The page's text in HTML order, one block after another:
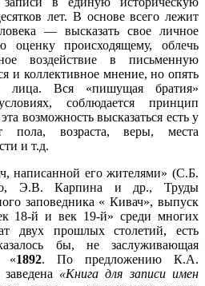
лет. В основе всего лежит
— высказать свое личное
оценку происходящему, облечь
воздействие в письменную
и коллективное мнение, но опять
лица. Вся «пишущая братия»
соблюдается принцип
возможность высказаться есть у
пола, возраста, веры, места
и т.д.
написанной его жителями» (С.Б.
Э.В. Карпина и др., Труды
заповедника « Кивач», выпуск
18-й и век 19-й» среди многих
двух прошлых столетий, есть
бы, не заслуживающая
«1892. По предложению К.А.
«Книга для записи имен